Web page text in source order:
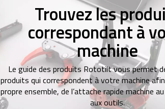
Trouvez les
correspondant à
machine
Le guide des produits Rototilt vous permet
produits qui correspondent à votre machine
propre ensemble, de l’attache rapide machine
aux outils.